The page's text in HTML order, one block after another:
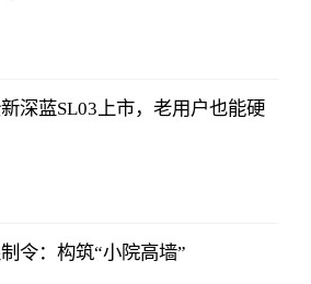
深蓝SL03上市，老用户也能硬
令：构筑“小院高墙”